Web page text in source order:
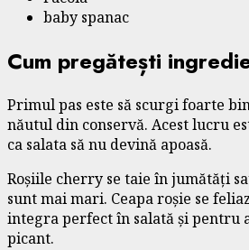
baby spanac
Cum pregătești
Primul pas este să scurgi foarte
năutul din conservă. Acest lucru
ca salata să nu devină apoasă.
Roșiile cherry se taie în jumătăți
sunt mai mari. Ceapa roșie se
integra perfect în salată și pentru
picant.